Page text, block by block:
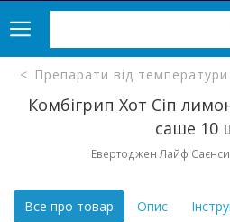
Препарати від температури
Комбігрип Хот Сіп
саше 10
Евертоджен Лайф
Все про товар Опис